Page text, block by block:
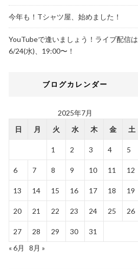
今年も！Tシャツ屋、始めました！
YouTubeで逢いましょう！ライブ配信は
6/24(水)、19:00〜！
ブログカレンダー
2025年7月
日
月 火 水 木 金 土
1 2 3 4 5
6 7 8 9 10 11 12
13 14 15 16 17 18 19
20 21 22 23 24 25 26
27 28 29 30
31
« 6月
8月 »